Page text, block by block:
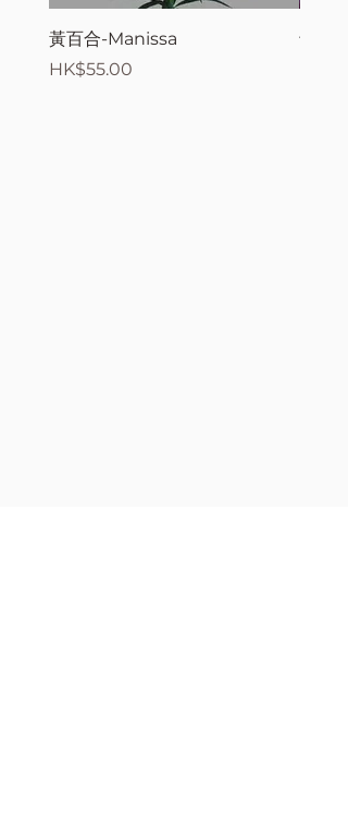
黃百合-Manissa
價格
HK$55.00
母親